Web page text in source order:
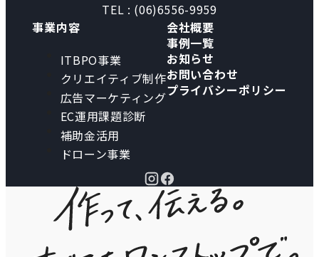
TEL : (06)6556-9959
事業内容
ITBPO事業
クリエイティブ制作
広告マーケティング
EC運用課題診断
補助金活用
ドローン事業
会社概要
事例一覧
お知らせ
お問い合わせ
プライバシーポリシー